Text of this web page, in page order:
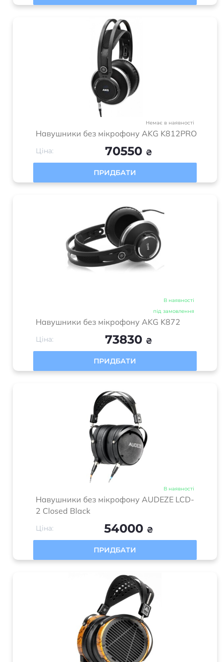
ПРИДБАТИ
Немає в наявності
Ціна: 70550₴
ПРИДБАТИ
В наявності
під замовлення
Ціна: 73830₴
ПРИДБАТИ
В наявності
Навушники без мікрофону AUDEZE LCD-
Ціна: 54000₴
ПРИДБАТИ